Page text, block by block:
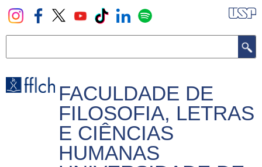
Pular
para
principal
FACULDADE DE
FILOSOFIA, LETRAS
E CIÊNCIAS
HUMANAS